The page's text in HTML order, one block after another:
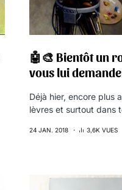
🤖🎨 Bientôt un
vous lui
Déjà hier, encore plus
lèvres et surtout dans
24 JAN. 2018 3,6K VUES